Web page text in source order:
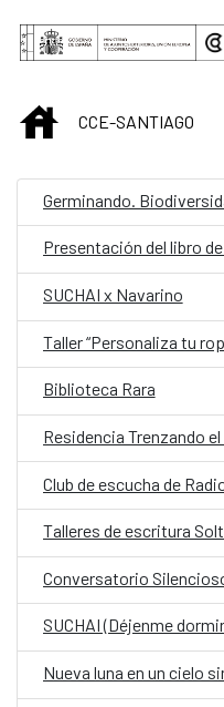
Saltar al contenido
INICIOCCE-SANTIAGO
SUCHAI x Navarino
Biblioteca Rara
Club de escucha de
Talleres de escritura
Nueva luna en un cielo